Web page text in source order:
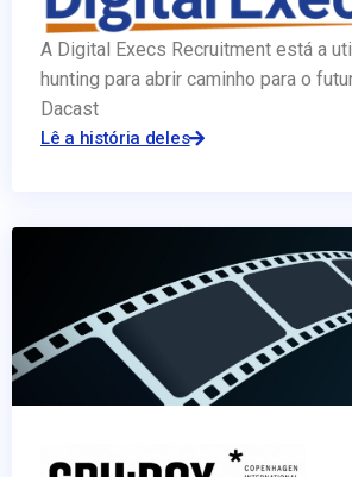
A Digital Execs Recruitment está a
hunting para abrir caminho para o
Dacast
Lê a história deles